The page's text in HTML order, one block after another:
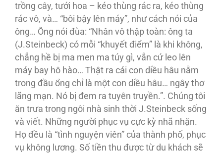
trồng cây, tưới hoa – kéo thùng rác ra, kéo thùng
rác vô, và… “bôi bậy lên máy”, như cách nói của
ông… Ông nói đùa: “Nhân vô thập toàn: ông ta
(J.Steinbeck) có mỗi “khuyết điểm” là khi không,
chẳng hề bị ma men ma túy gì, vẫn cứ leo lên
máy bay hô hào… Thật ra cái con diều hâu nằm
trong đầu ổng chỉ là một con diều hâu… ngây thơ
lãng mạn. Nó bị đem ra tuyên truyền.”. Chúng tôi
ăn trưa trong ngôi nhà sinh thời J.Steinbeck sống
và viết. Những người phục vụ cực kỳ nhã nhặn.
Họ đều là “tình nguyện viên” của thành phố, phục
vụ không lương. Số tiền thu được từ du khách sẽ